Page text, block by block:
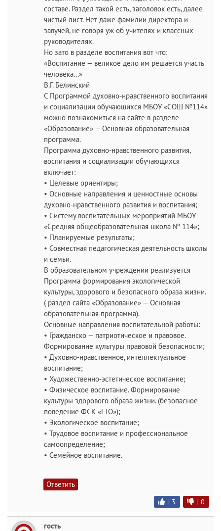
составе. Раздел такой есть, заголовок есть, далее
чистый лист. Нет даже фамилии директора и
завучей, не говоря уж об учителях и классных
руководителях.
Но зато в разделе воспитания вот что:
«Воспитание — великое дело им решается участь
человека…»
В.Г. Белинский
С Программой духовно-нравственного воспитания
и социализации обучающихся МБОУ «СОШ №114»
можно познакомиться на сайте в разделе
«Образование» — Основная образовательная
программа.
Программа духовно-нравственного развития,
воспитания и социализации обучающихся
включает:
• Целевые ориентиры;
• Основные направления и ценностные основы
духовно-нравственного развития и воспитания;
• Систему воспитательных мероприятий МБОУ
«Средняя общеобразовательная школа № 114»;
• Планируемые результаты;
• Совместная педагогическая деятельность школы
и семьи.
В образовательном учреждении реализуется
Программа формирования экологической
культуры, здорового и безопасного образа жизни.
( раздел сайта «Образование» — Основная
образовательная программа).
Основные направления воспитательной работы:
• Гражданско — патриотическое и правовое.
Формирование культуры правовой безопасности;
• Духовно-нравственное, интеллектуальное
воспитание;
• Художественно-эстетическое воспитание;
• Физическое воспитание. Формирование
культуры здорового образа жизни. (безопасное
поведение ФСК «ГТО»);
• Экологическое воспитание;
• Трудовое воспитание и профессиональное
самоопределение;
• Семейное воспитание.
Ответить
| 3 | 0
гость